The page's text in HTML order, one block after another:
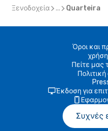
Ξενοδοχεία ... Quarteira
Όροι και
Πείτε μας
Έκδοση για
Συχνές